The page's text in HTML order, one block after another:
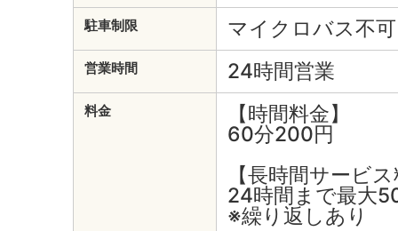
駐車制限 マイクロバス不
営業時間 24時間営業
料金
【時間料金】
60分200円
【長時間サービ
24時間まで最大
※繰り返しあり